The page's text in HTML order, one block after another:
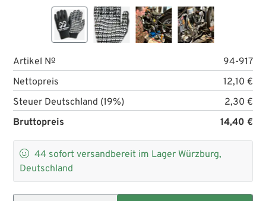
Artikel №
94-917
Nettopreis
12,10 €
Steuer Deutschland (19%)
2,30 €
Bruttopreis
14,40 €
 44 sofort versandbereit im Lager Würzburg,
Deutschland